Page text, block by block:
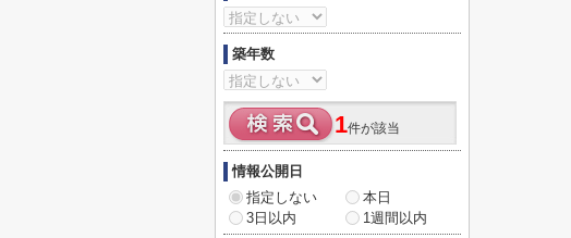
築年数
1件が該当
情報公開日
指定しない
本日
3日以内
1週間以内